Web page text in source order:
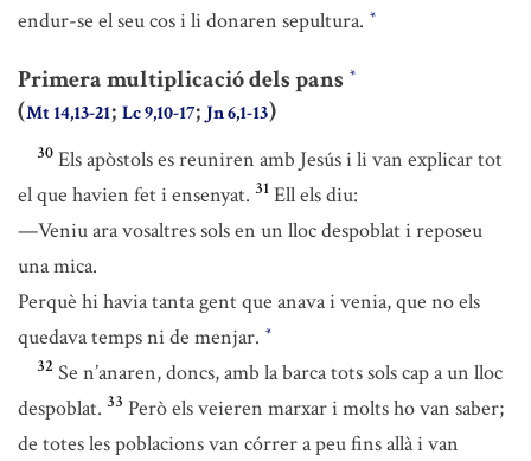
endur-se el seu cos i li donaren sepultura. *
Primera multiplicació dels pans *
(Mt 14,13-21; Lc 9,10-17; Jn 6,1-13)
30 Els apòstols es reuniren amb Jesús i li van explicar tot
el que havien fet i ensenyat. 31 Ell els diu:
—Veniu ara vosaltres sols en un lloc despoblat i reposeu
una mica.
Perquè hi havia tanta gent que anava i venia, que no els
quedava temps ni de menjar. *
32 Se n’anaren, doncs, amb la barca tots sols cap a un lloc
despoblat. 33 Però els veieren marxar i molts ho van saber;
de totes les poblacions van córrer a peu fins allà i van